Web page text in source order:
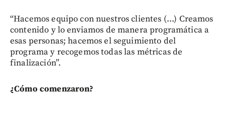
“Hacemos equipo con nuestros clientes (...) Creamos
contenido y lo enviamos de manera programática a
esas personas; hacemos el seguimiento del
programa y recogemos todas las métricas de
finalización”.
¿Cómo comenzaron?